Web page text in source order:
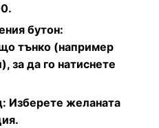
бутон:
тънко (например
за да го натиснете
Изберете желаната